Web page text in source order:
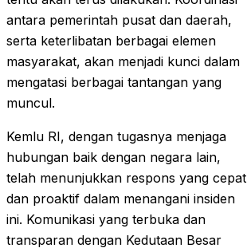
antara pemerintah pusat dan daerah,
serta keterlibatan berbagai elemen
masyarakat, akan menjadi kunci dalam
mengatasi berbagai tantangan yang
muncul.
Kemlu RI, dengan tugasnya menjaga
hubungan baik dengan negara lain,
telah menunjukkan respons yang cepat
dan proaktif dalam menangani insiden
ini. Komunikasi yang terbuka dan
transparan dengan Kedutaan Besar